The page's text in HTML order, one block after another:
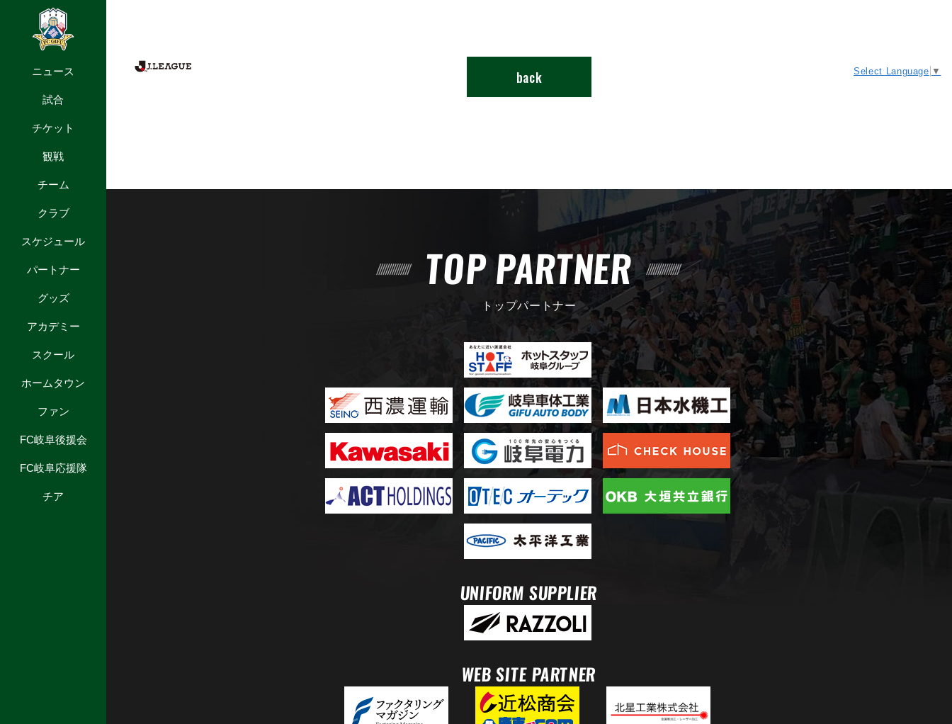
ニュース
試合
チケット
観戦
チーム
クラブ
スケジュール
パートナー
グッズ
アカデミー
スクール
ホームタウン
ファン
FC岐阜後援会
FC岐阜応援隊
チア
Select Language ▼
back
TOP PARTNER
トップパートナー
UNIFORM SUPPLIER
WEB SITE PARTNER